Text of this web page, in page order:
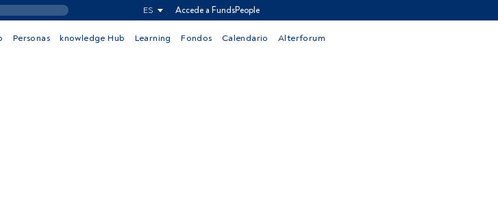
ES Accede a FundsPeople
Personas knowledge Hub Learning Fondos Calendario Alterforum